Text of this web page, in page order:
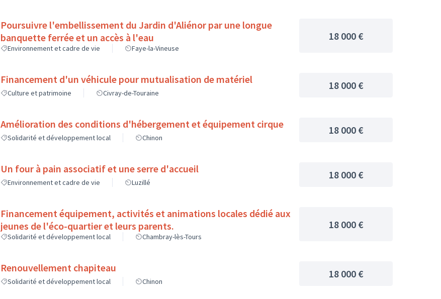
Poursuivre l'embellissement du Jardin d'Aliénor par une longue
banquette ferrée et un accès à l'eau
Environnement et cadre de vie Faye-la-Vineuse
18 000 €
Financement d'un véhicule pour mutualisation de matériel
Culture et patrimoine Civray-de-Touraine
18 000 €
Amélioration des conditions d'hébergement et équipement cirque
Solidarité et développement local Chinon
18 000 €
Un four à pain associatif et une serre d'accueil
Environnement et cadre de vie Luzillé
18 000 €
Financement équipement, activités et animations locales dédié aux
jeunes de l'éco-quartier et leurs parents.
Solidarité et développement local Chambray-lès-Tours
18 000 €
Renouvellement chapiteau
Solidarité et développement local Chinon
18 000 €